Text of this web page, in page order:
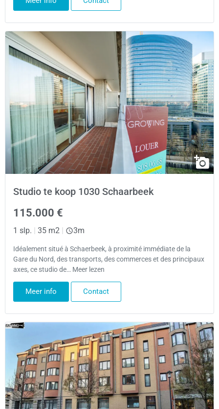
Studio te koop 1030 Schaarbeek
115.000 €
1 slp. 35 m2 3m
Idéalement situé à Schaerbeek, à proximité immédiate de la
Gare du Nord, des transports, des commerces et des principaux
axes, ce studio de… Meer lezen
Meer info Contact